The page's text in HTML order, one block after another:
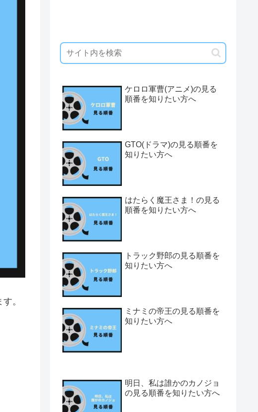
。
ケロロ軍曹(アニメ)の見る
順番を知りたい方へ
GTO(ドラマ)の見る順番を
知りたい方へ
はたらく魔王さま！の見る
順番を知りたい方へ
トラック野郎の見る順番を
知りたい方へ
ミナミの帝王の見る順番を
知りたい方へ
明日、私は誰かのカノジョ
の見る順番を知りたい方へ